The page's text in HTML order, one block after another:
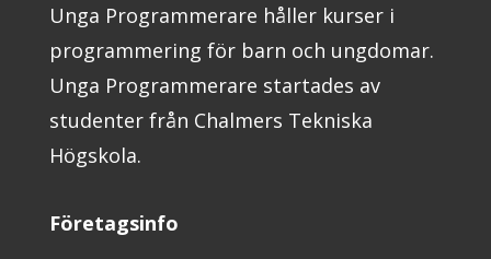
Unga Programmerare håller kurser i
programmering för barn och ungdomar.
Unga Programmerare startades av
studenter från Chalmers Tekniska
Högskola.
Företagsinfo